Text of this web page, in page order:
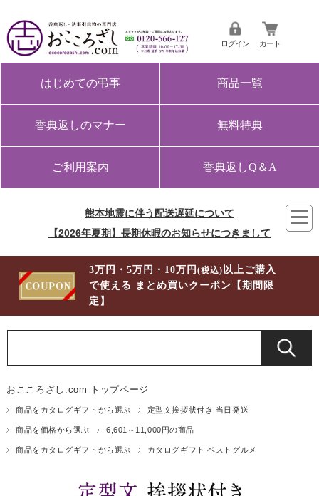
ログイン カート
はじめての弔事 商品一覧
香典返しのマナー 無料特典
ご利用案内 香典返しQ＆A
熊本地震に伴う配送遅延について
【2026年夏期】長期休暇のお知らせにつきまして
3万円・5万円・10万円(税込) 以上ご購入
で使える まとめ買いクーポン【期間限
定】
おこころざし.com トップページ
商品をカタログギフトから選ぶ 定型文挨拶状付き 当日発送
商品を価格から選ぶ 6,601～11,000円の商品
商品をカタログギフトから選ぶ カタログギフト ベストグルメ